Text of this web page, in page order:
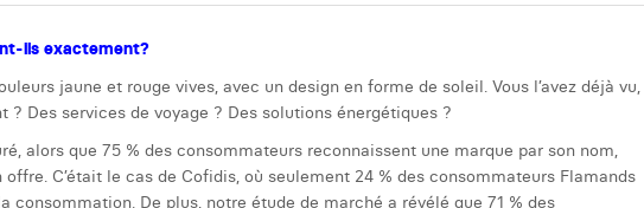
ils exactement?
jaune et rouge vives, avec un design en forme de soleil. Vous l’avez déjà vu,
Des services de voyage ? Des solutions énergétiques ?
alors que 75 % des consommateurs reconnaissent une marque par son nom,
C’était le cas de Cofidis, où seulement 24 % des consommateurs Flamands
consommation. De plus, notre étude de marché a révélé que 71 % des